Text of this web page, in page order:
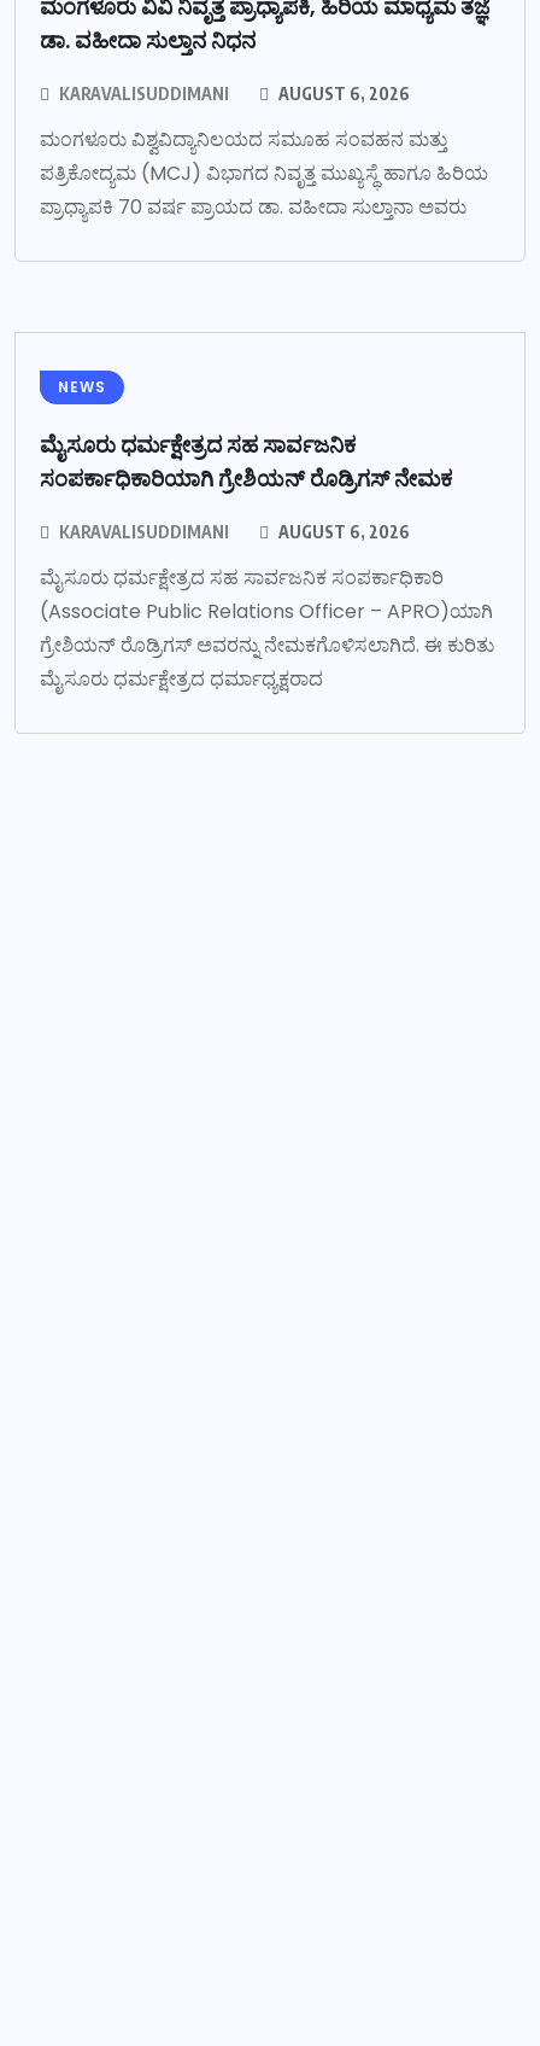
ಮಂಗಳೂರು ವಿವಿ ನಿವೃತ್ತ ಪ್ರಾಧ್ಯಾಪಕಿ, ಹಿರಿಯ ಮಾಧ್ಯಮ ತಜ್ಞೆ
ಡಾ. ವಹೀದಾ ಸುಲ್ತಾನ ನಿಧನ
KARAVALISUDDIMANI AUGUST 6, 2026
ಮಂಗಳೂರು ವಿಶ್ವವಿದ್ಯಾನಿಲಯದ ಸಮೂಹ ಸಂವಹನ ಮತ್ತು
ಪತ್ರಿಕೋದ್ಯಮ (MCJ) ವಿಭಾಗದ ನಿವೃತ್ತ ಮುಖ್ಯಸ್ಥೆ ಹಾಗೂ ಹಿರಿಯ
ಪ್ರಾಧ್ಯಾಪಕಿ 70 ವರ್ಷ ಪ್ರಾಯದ ಡಾ. ವಹೀದಾ ಸುಲ್ತಾನಾ ಅವರು
NEWS
ಮೈಸೂರು ಧರ್ಮಕ್ಷೇತ್ರದ ಸಹ ಸಾರ್ವಜನಿಕ
ಸಂಪರ್ಕಾಧಿಕಾರಿಯಾಗಿ ಗ್ರೇಶಿಯನ್ ರೊಡ್ರಿಗಸ್ ನೇಮಕ
KARAVALISUDDIMANI AUGUST 6, 2026
ಮೈಸೂರು ಧರ್ಮಕ್ಷೇತ್ರದ ಸಹ ಸಾರ್ವಜನಿಕ ಸಂಪರ್ಕಾಧಿಕಾರಿ
(Associate Public Relations Officer – APRO)ಯಾಗಿ
ಗ್ರೇಶಿಯನ್ ರೊಡ್ರಿಗಸ್ ಅವರನ್ನು ನೇಮಕಗೊಳಿಸಲಾಗಿದೆ. ಈ ಕುರಿತು
ಮೈಸೂರು ಧರ್ಮಕ್ಷೇತ್ರದ ಧರ್ಮಾಧ್ಯಕ್ಷರಾದ